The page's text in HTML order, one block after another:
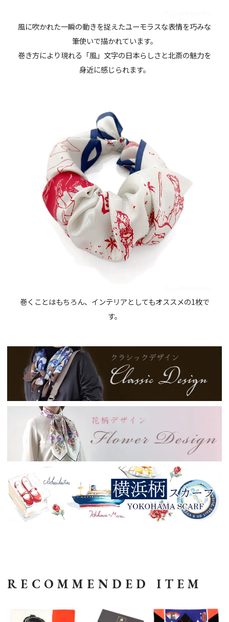
風に吹かれた一瞬の動きを捉えたユーモラスな表情を巧みな
筆使いで描かれています。
巻き方により現れる「風」文字の日本らしさと北斎の魅力を
身近に感じられます。
巻くことはもちろん、インテリアとしてもオススメの1枚で
す。
RECOMMENDED ITEM